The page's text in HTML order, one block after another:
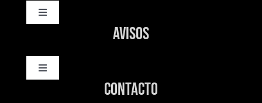
Toggle
Nosotros
Avisos
Toggle
Política de privacidad
Contacto